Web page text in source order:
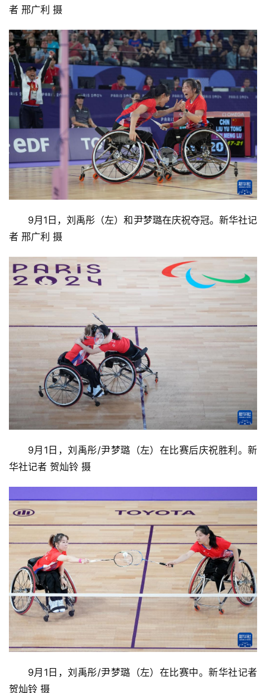
者 邢广利 摄
9月1日，刘禹彤（左）和尹梦璐在庆祝夺冠。新华社记
者 邢广利 摄
9月1日，刘禹彤/尹梦璐（左）在比赛后庆祝胜利。新
华社记者 贺灿铃 摄
9月1日，刘禹彤/尹梦璐（左）在比赛中。新华社记者
贺灿铃 摄